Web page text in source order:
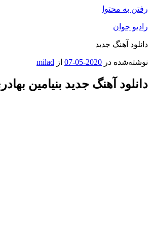
رفتن به محتوا
رادیو جوان
دانلود آهنگ جدید
نوشته‌شده در 2020-05-07 از milad
دانلود آهنگ جدید بنیامین